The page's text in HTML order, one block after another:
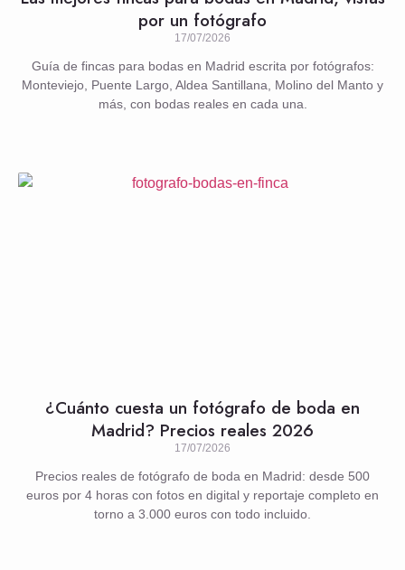
por un fotógrafo
17/07/2026
Guía de fincas para bodas en Madrid escrita por fotógrafos:
Monteviejo, Puente Largo, Aldea Santillana, Molino del Manto y
más, con bodas reales en cada una.
¿Cuánto cuesta un fotógrafo de boda en
Madrid? Precios reales 2026
17/07/2026
Precios reales de fotógrafo de boda en Madrid: desde 500
euros por 4 horas con fotos en digital y reportaje completo en
torno a 3.000 euros con todo incluido.